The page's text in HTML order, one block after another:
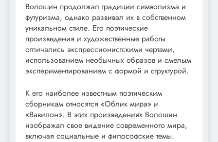
Волошин продолжал традиции символизма и
футуризма, однако развивал их в собственном
уникальном стиле. Его поэтические
произведения и художественные работы
отличались экспрессионистскими чертами,
использованием необычных образов и смелым
экспериментированием с формой и структурой.
К его наиболее известным поэтическим
сборникам относятся «Облик мира» и
«Вавилон». В этих произведениях Волошин
изображал свое видение современного мира,
включая социальные и философские темы.